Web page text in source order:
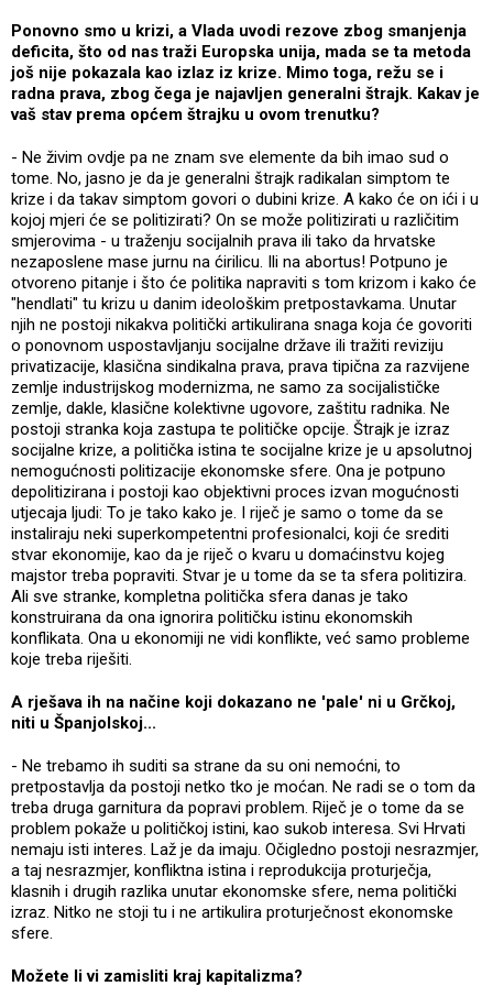
Ponovno smo u krizi, a Vlada uvodi rezove zbog smanjenja
deficita, što od nas traži Europska unija, mada se ta metoda
još nije pokazala kao izlaz iz krize. Mimo toga, režu se i
radna prava, zbog čega je najavljen generalni štrajk. Kakav je
vaš stav prema općem štrajku u ovom trenutku?
- Ne živim ovdje pa ne znam sve elemente da bih imao sud o
tome. No, jasno je da je generalni štrajk radikalan simptom te
krize i da takav simptom govori o dubini krize. A kako će on ići i u
kojoj mjeri će se politizirati? On se može politizirati u različitim
smjerovima - u traženju socijalnih prava ili tako da hrvatske
nezaposlene mase jurnu na ćirilicu. Ili na abortus! Potpuno je
otvoreno pitanje i što će politika napraviti s tom krizom i kako će
"hendlati" tu krizu u danim ideološkim pretpostavkama. Unutar
njih ne postoji nikakva politički artikulirana snaga koja će govoriti
o ponovnom uspostavljanju socijalne države ili tražiti reviziju
privatizacije, klasična sindikalna prava, prava tipična za razvijene
zemlje industrijskog modernizma, ne samo za socijalističke
zemlje, dakle, klasične kolektivne ugovore, zaštitu radnika. Ne
postoji stranka koja zastupa te političke opcije. Štrajk je izraz
socijalne krize, a politička istina te socijalne krize je u apsolutnoj
nemogućnosti politizacije ekonomske sfere. Ona je potpuno
depolitizirana i postoji kao objektivni proces izvan mogućnosti
utjecaja ljudi: To je tako kako je. I riječ je samo o tome da se
instaliraju neki superkompetentni profesionalci, koji će srediti
stvar ekonomije, kao da je riječ o kvaru u domaćinstvu kojeg
majstor treba popraviti. Stvar je u tome da se ta sfera politizira.
Ali sve stranke, kompletna politička sfera danas je tako
konstruirana da ona ignorira političku istinu ekonomskih
konflikata. Ona u ekonomiji ne vidi konflikte, već samo probleme
koje treba riješiti.
A rješava ih na načine koji dokazano ne 'pale' ni u Grčkoj,
niti u Španjolskoj...
- Ne trebamo ih suditi sa strane da su oni nemoćni, to
pretpostavlja da postoji netko tko je moćan. Ne radi se o tom da
treba druga garnitura da popravi problem. Riječ je o tome da se
problem pokaže u političkoj istini, kao sukob interesa. Svi Hrvati
nemaju isti interes. Laž je da imaju. Očigledno postoji nesrazmjer,
a taj nesrazmjer, konfliktna istina i reprodukcija proturječja,
klasnih i drugih razlika unutar ekonomske sfere, nema politički
izraz. Nitko ne stoji tu i ne artikulira proturječnost ekonomske
sfere.
Možete li vi zamisliti kraj kapitalizma?